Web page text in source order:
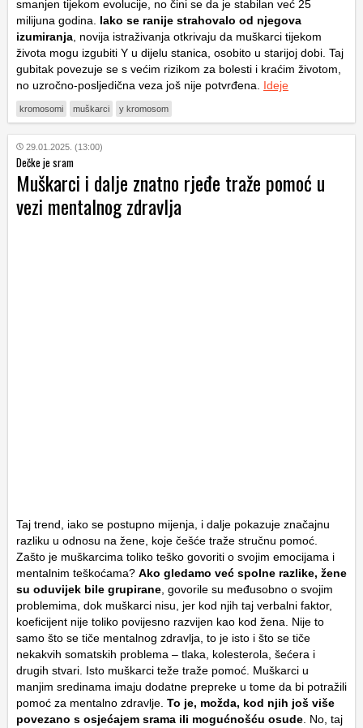
smanjen tijekom evolucije, no čini se da je stabilan već 25
milijuna godina. Iako se ranije strahovalo od njegova
izumiranja, novija istraživanja otkrivaju da muškarci tijekom
života mogu izgubiti Y u dijelu stanica, osobito u starijoj dobi. Taj
gubitak povezuje se s većim rizikom za bolesti i kraćim životom,
no uzročno-posljedična veza još nije potvrđena. Ideje
kromosomi muškarci y kromosom
29.01.2025. (13:00)
Dečke je sram
Muškarci i dalje znatno rjeđe traže pomoć u
vezi mentalnog zdravlja
Taj trend, iako se postupno mijenja, i dalje pokazuje značajnu
razliku u odnosu na žene, koje češće traže stručnu pomoć.
Zašto je muškarcima toliko teško govoriti o svojim emocijama i
mentalnim teškoćama? Ako gledamo već spolne razlike, žene
su oduvijek bile grupirane , govorile su međusobno o svojim
problemima, dok muškarci nisu, jer kod njih taj verbalni faktor,
koeficijent nije toliko povijesno razvijen kao kod žena. Nije to
samo što se tiče mentalnog zdravlja, to je isto i što se tiče
nekakvih somatskih problema – tlaka, kolesterola, šećera i
drugih stvari. Isto muškarci teže traže pomoć. Muškarci u
manjim sredinama imaju dodatne prepreke u tome da bi potražili
pomoć za mentalno zdravlje. To je, možda, kod njih još više
povezano s osjećajem srama ili mogućnošću osude . No, taj